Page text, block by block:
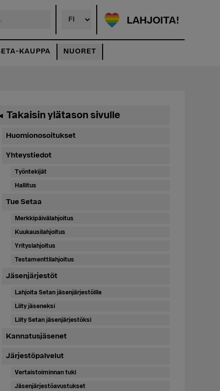
LAHJOITA!
KAUPPA NUORET
Takaisin ylätason sivulle
Huomionosoitukset
Yhteystiedot
Työntekijät
Hallitus
Tue Setaa
Merkkipäivälahjoitus
Kuukausilahjoitus
Yrityslahjoitus
Testamenttilahjoitus
Jäsenjärjestöt
Lahjoita Setan jäsenjärjestöille
Liity jäseneksi
Liity Setan jäsenjärjestöksi
Kannatusjäsenet
Järjestöpalvelut
Vertaistoiminnan tuki
Jäsenjärjestöavustukset